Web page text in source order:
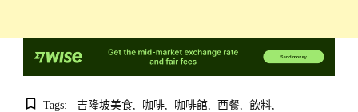
Tags: 吉隆坡美食 咖啡 咖啡館 西餐 飲料